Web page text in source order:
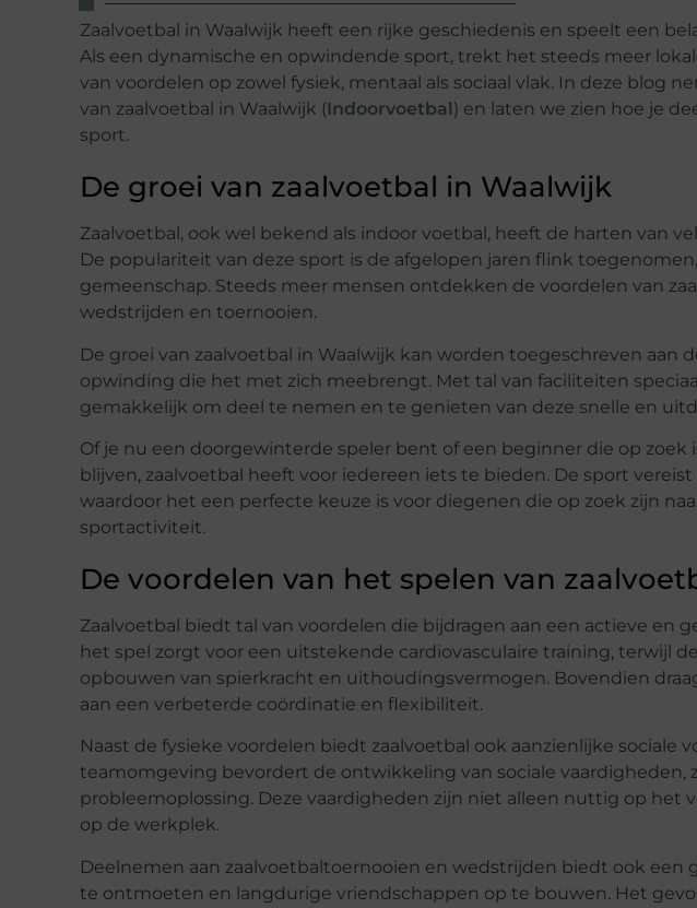
Zaalvoetbal in Waalwijk heeft een rijke geschiedenis en speelt een
Als een dynamische en opwindende sport, trekt het steeds meer
van voordelen op zowel fysiek, mentaal als sociaal vlak. In deze blog
van zaalvoetbal in Waalwijk (Indoorvoetbal ) en laten we zien hoe je
sport.
De groei van zaalvoetbal in Waalwijk
Zaalvoetbal, ook wel bekend als indoor voetbal, heeft de harten van
De populariteit van deze sport is de afgelopen jaren flink
gemeenschap. Steeds meer mensen ontdekken de voordelen van
wedstrijden en toernooien.
De groei van zaalvoetbal in Waalwijk kan worden toegeschreven aan
opwinding die het met zich meebrengt. Met tal van faciliteiten
gemakkelijk om deel te nemen en te genieten van deze snelle en
Of je nu een doorgewinterde speler bent of een beginner die op zoek
blijven, zaalvoetbal heeft voor iedereen iets te bieden. De sport
waardoor het een perfecte keuze is voor diegenen die op zoek zijn
sportactiviteit.
De voordelen van het spelen van
Zaalvoetbal biedt tal van voordelen die bijdragen aan een actieve en
het spel zorgt voor een uitstekende cardiovasculaire training, terwijl
opbouwen van spierkracht en uithoudingsvermogen. Bovendien
aan een verbeterde coördinatie en flexibiliteit.
Naast de fysieke voordelen biedt zaalvoetbal ook aanzienlijke sociale
teamomgeving bevordert de ontwikkeling van sociale vaardigheden,
probleemoplossing. Deze vaardigheden zijn niet alleen nuttig op het
op de werkplek.
Deelnemen aan zaalvoetbaltoernooien en wedstrijden biedt ook een
te ontmoeten en langdurige vriendschappen op te bouwen. Het